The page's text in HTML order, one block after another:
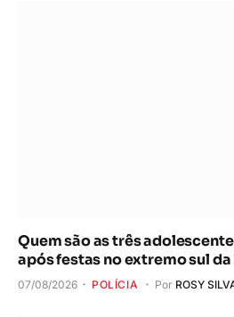
Quem são as três
após festas no extremo sul da
07/08/2026 POLÍCIA Por ROSY